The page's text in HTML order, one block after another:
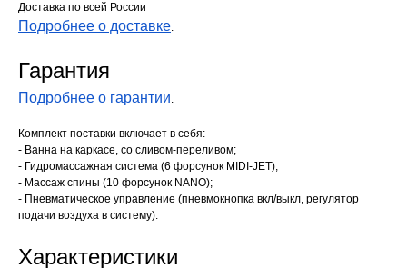
Доставка по всей России
Подробнее о доставке.
Гарантия
Подробнее о гарантии.
Комплект поставки включает в себя:
- Ванна на каркасе, со сливом-переливом;
- Гидромассажная система (6 форсунок MIDI-JET);
- Массаж спины (10 форсунок NANO);
- Пневматическое управление (пневмокнопка вкл/выкл, регулятор
подачи воздуха в систему).
Характеристики